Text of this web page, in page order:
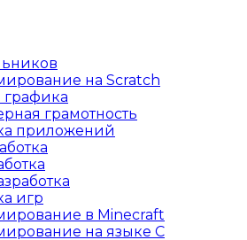
на Scratch
грамотность
приложений
игр
в Minecraft
на языке C